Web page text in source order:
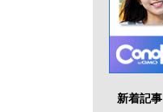
新着記事